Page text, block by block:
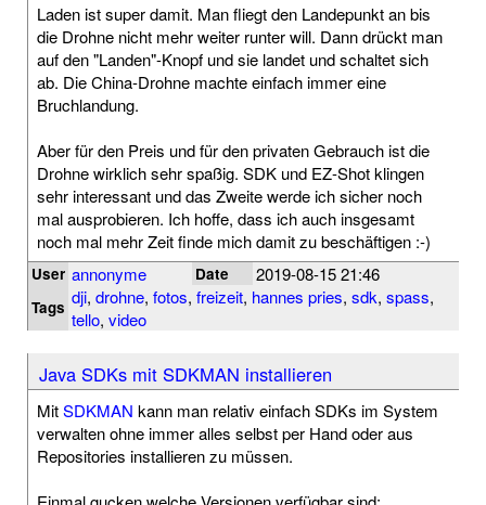
Laden ist super damit. Man fliegt den Landepunkt an bis
die Drohne nicht mehr weiter runter will. Dann drückt man
auf den "Landen"-Knopf und sie landet und schaltet sich
ab. Die China-Drohne machte einfach immer eine
Bruchlandung.
Aber für den Preis und für den privaten Gebrauch ist die
Drohne wirklich sehr spaßig. SDK und EZ-Shot klingen
sehr interessant und das Zweite werde ich sicher noch
mal ausprobieren. Ich hoffe, dass ich auch insgesamt
noch mal mehr Zeit finde mich damit zu beschäftigen :-)
User annonyme Date 2019-08-15 21:46
Tags dji, drohne, fotos, freizeit, hannes pries, sdk, spass,
tello, video
Java SDKs mit SDKMAN installieren
MitSDKMAN kann man relativ einfach SDKs im System
verwalten ohne immer alles selbst per Hand oder aus
Repositories installieren zu müssen.